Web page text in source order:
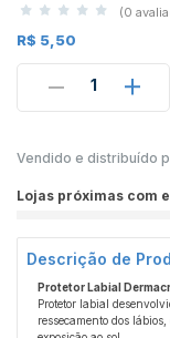
(0
R$ 5,50
1
Vendido e distribuído
Lojas próximas com
Descrição de
Protetor Labial
Protetor labial
ressecamento dos